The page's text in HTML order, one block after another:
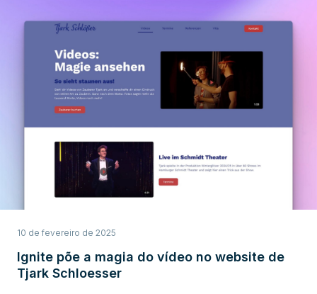
10 de fevereiro de 2025
Ignite põe a magia do vídeo no website de
Tjark Schloesser